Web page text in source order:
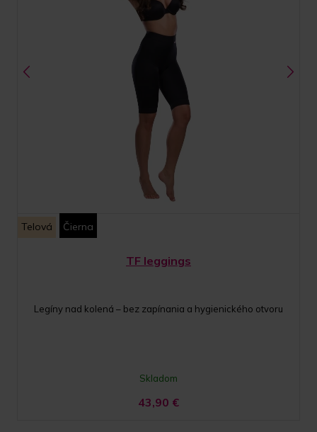
Telová Čierna
TF leggings
Legíny nad kolená – bez zapínania a hygienického otvoru
Skladom
43,90 €